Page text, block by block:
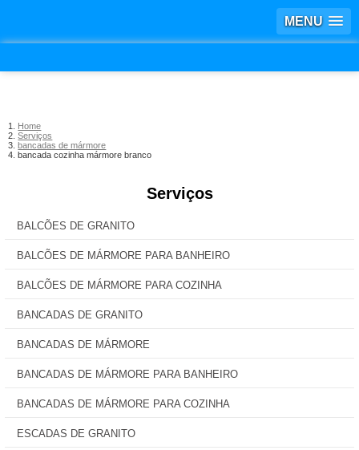
MENU
Home
Serviços
bancadas de mármore
bancada cozinha mármore branco
Serviços
BALCÕES DE GRANITO
BALCÕES DE MÁRMORE PARA BANHEIRO
BALCÕES DE MÁRMORE PARA COZINHA
BANCADAS DE GRANITO
BANCADAS DE MÁRMORE
BANCADAS DE MÁRMORE PARA BANHEIRO
BANCADAS DE MÁRMORE PARA COZINHA
ESCADAS DE GRANITO